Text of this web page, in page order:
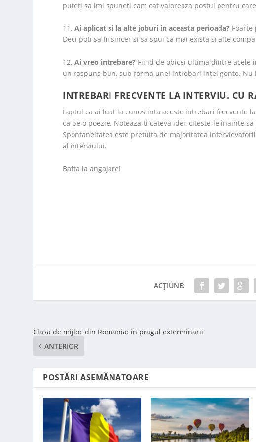
puteti sa imi spuneti cam cat valoreaza postul pentru care
11.Ai aplicat si la alte joburi in aceasta perioada? Foarte
Deci poti sa fii sincer si sa spui ca mai exista si alte
12.Ai vreo intrebare? Fiind de obicei ultima dintre acele
un raspuns bun, sub forma unei intrebari inteligente. Nu
INTREBARI FRECVENTE LA INTERVIU. CU
Faptul ca ai luat la cunostinta aceste intrebari frecvente
ca pe o poezie. Noteaza-ti cateva idei, citeste-le inainte
Spontaneitatea este pretuita de majoritatea
al interviului.
Bafta la angajare!
ACȚIUNE:
Clasa de mijloc din Romania: in pragul exterminarii
ANTERIOR
POSTĂRI ASEMĂNATOARE